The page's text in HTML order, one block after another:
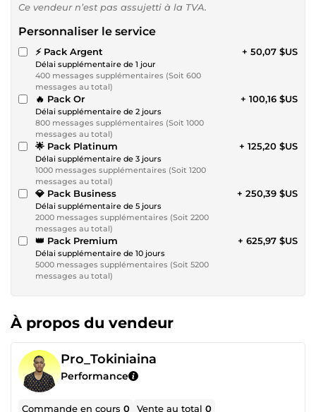
Ce vendeur n’est pas assujetti à la TVA.
Personnaliser le service
⚡ Pack Argent
Délai supplémentaire de 1 jour
400 messages supplémentaires (Soit 600
messages au total)
+ 50,07 $US
🔥 Pack Or
Délai supplémentaire de 2 jours
800 messages supplémentaires (Soit 1000
messages au total)
+ 100,16 $US
🌟 Pack Platinum
Délai supplémentaire de 3 jours
1000 messages supplémentaires (Soit 1200
messages au total)
+ 125,20 $US
💎 Pack Business
Délai supplémentaire de 5 jours
2000 messages supplémentaires (Soit 2200
messages au total)
+ 250,39 $US
👑 Pack Premium
Délai supplémentaire de 10 jours
5000 messages supplémentaires (Soit 5200
messages au total)
+ 625,97 $US
À propos du vendeur
Pro_Tokiniaina
Performance
Commande en cours0 Vente au total0